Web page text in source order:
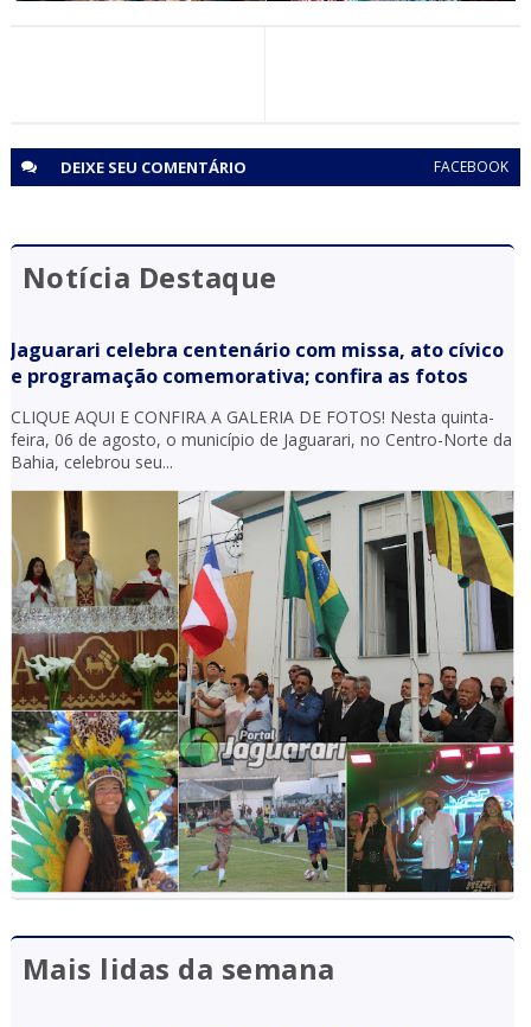
DEIXE SEU COMENTÁRIO FACEBOOK
Notícia Destaque
Jaguarari celebra centenário com missa, ato cívico
e programação comemorativa; confira as fotos
CLIQUE AQUI E CONFIRA A GALERIA DE FOTOS! Nesta quinta-
feira, 06 de agosto, o município de Jaguarari, no Centro-Norte da
Bahia, celebrou seu...
Mais lidas da semana